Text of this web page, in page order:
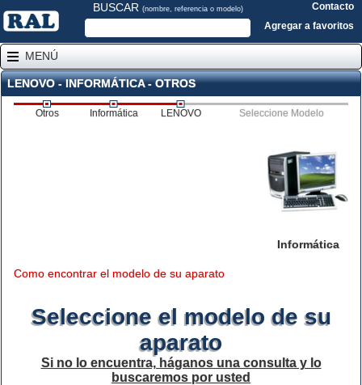
BUSCAR (nombre, referencia o modelo)
Contacto
Agregar a favoritos
MENÚ
LENOVO - INFORMÁTICA - OTROS
Otros Informática LENOVO Seleccione Modelo
Informática
Como encontrar el modelo de su aparato
Seleccione el modelo de su
aparato
Si no lo encuentra, háganos una consulta y lo
buscaremos por usted